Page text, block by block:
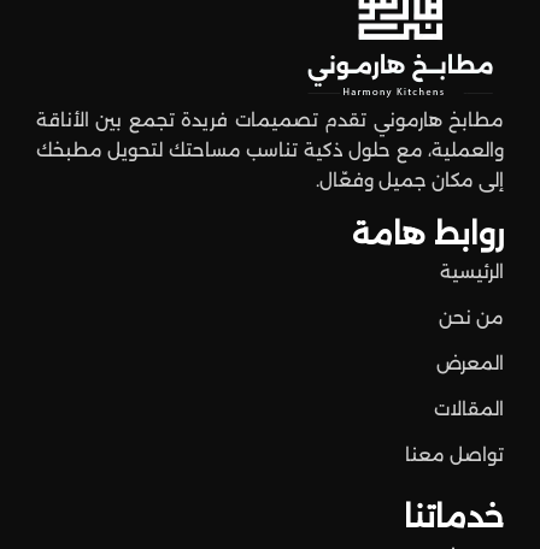
خدماتنا
روابط هامة
الرئيسية
من نحن
المعرض
المقالات
تواصل معنا
مطابخ هارموني تقدم تصميمات فريدة تجمع بين الأناقة
والعملية، مع حلول ذكية تناسب مساحتك لتحويل مطبخك
إلى مكان جميل وفعّال.